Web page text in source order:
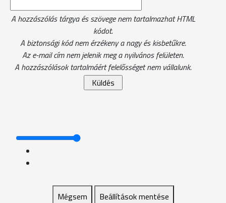
A hozzászólás tárgya és szövege nem tartalmazhat HTML
kódot.
A biztonsági kód nem érzékeny a nagy és kisbetűkre.
Az e-mail cím nem jelenik meg a nyilvános felületen.
A hozzászólások tartalmáért felelősséget nem vállalunk.
Mégsem Beállítások mentése